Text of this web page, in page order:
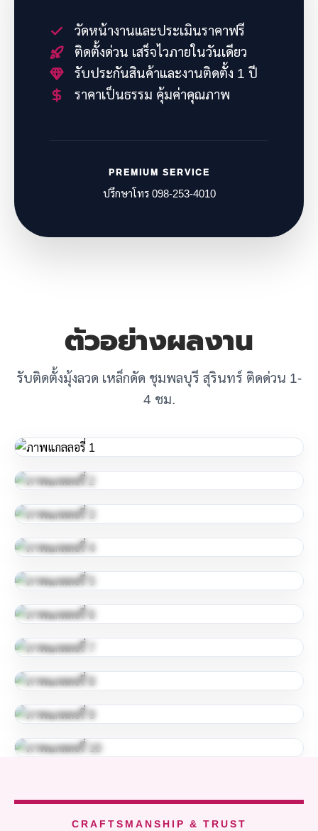
วัดหน้างานและประเมินราคาฟรี
ติดตั้งด่วน เสร็จไวภายในวันเดียว
รับประกันสินค้าและงานติดตั้ง 1 ปี
ราคาเป็นธรรม คุ้มค่าคุณภาพ
PREMIUM SERVICE
ปรึกษาโทร 098-253-4010
ตัวอย่างผลงาน
รับติดตั้งมุ้งลวด เหล็กดัด ชุมพลบุรี สุรินทร์ ติดด่วน 1-
4 ชม.
CRAFTSMANSHIP & TRUST